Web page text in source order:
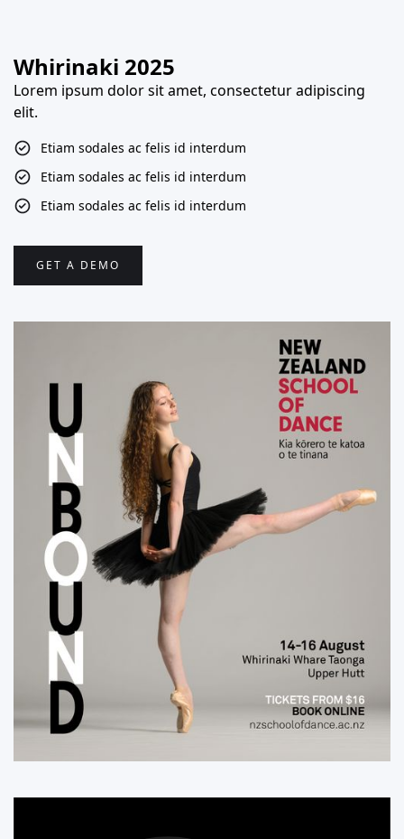
Whirinaki 2025
Lorem ipsum dolor sit amet, consectetur adipiscing
elit.
Etiam sodales ac felis id interdum
Etiam sodales ac felis id interdum
Etiam sodales ac felis id interdum
GET A DEMO